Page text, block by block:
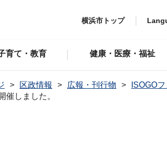
横浜市トップ
育て・教育 健康・医療・福祉
区政情報 広報・刊行物 ISOGO
催しました。